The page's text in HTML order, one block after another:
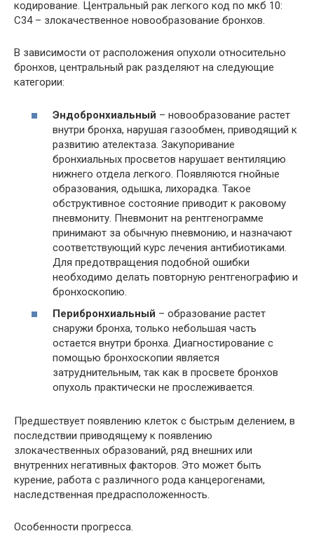
кодирование. Центральный рак легкого код по мкб 10:
С34 – злокачественное новообразование бронхов.
В зависимости от расположения опухоли относительно
бронхов, центральный рак разделяют на следующие
категории:
Эндобронхиальный – новообразование растет
внутри бронха, нарушая газообмен, приводящий к
развитию ателектаза. Закупоривание
бронхиальных просветов нарушает вентиляцию
нижнего отдела легкого. Появляются гнойные
образования, одышка, лихорадка. Такое
обструктивное состояние приводит к раковому
пневмониту. Пневмонит на рентгенограмме
принимают за обычную пневмонию, и назначают
соответствующий курс лечения антибиотиками.
Для предотвращения подобной ошибки
необходимо делать повторную рентгенографию и
бронхоскопию.
Перибронхиальный – образование растет
снаружи бронха, только небольшая часть
остается внутри бронха. Диагностирование с
помощью бронхоскопии является
затруднительным, так как в просвете бронхов
опухоль практически не прослеживается.
Предшествует появлению клеток с быстрым делением, в
последствии приводящему к появлению
злокачественных образований, ряд внешних или
внутренних негативных факторов. Это может быть
курение, работа с различного рода канцерогенами,
наследственная предрасположенность.
Особенности прогресса.